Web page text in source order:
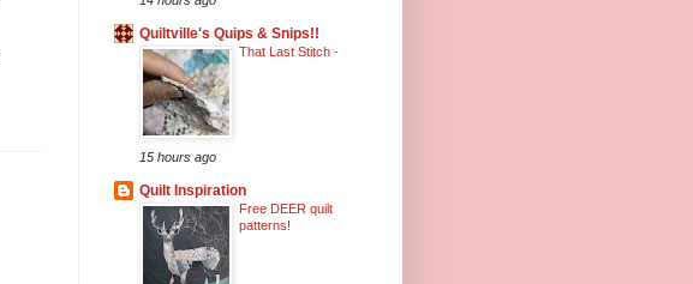
Quiltville's Quips & Snips!!
That Last Stitch -
15 hours ago
Quilt Inspiration
Free DEER quilt
patterns!